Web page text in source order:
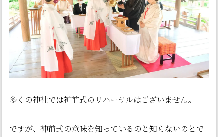
多くの神社では神前式のリハーサルはございません。
ですが、神前式の意味を知っているのと知らないのとで